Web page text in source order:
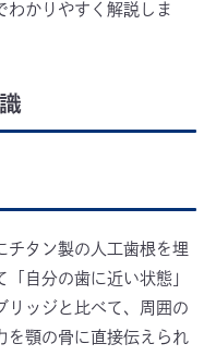
わかりやすく解説しま
チタン製の人工歯根を埋
自分の歯に近い状態」
リッジと比べて、周囲の
を顎の骨に直接伝えられ